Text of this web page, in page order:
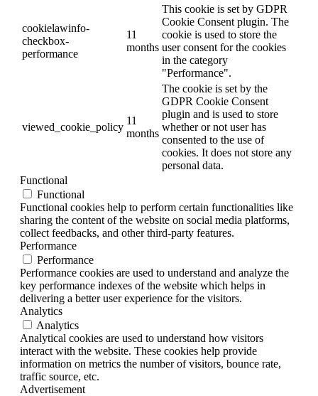
cookielawinfo-
checkbox-
performance
11
months
This cookie is set by GDPR
Cookie Consent plugin. The
cookie is used to store the
user consent for the cookies
in the category
"Performance".
viewed_cookie_policy
11
months
The cookie is set by the
GDPR Cookie Consent
plugin and is used to store
whether or not user has
consented to the use of
cookies. It does not store any
personal data.
Functional
Functional
Functional cookies help to perform certain functionalities like
sharing the content of the website on social media platforms,
collect feedbacks, and other third-party features.
Performance
Performance
Performance cookies are used to understand and analyze the
key performance indexes of the website which helps in
delivering a better user experience for the visitors.
Analytics
Analytics
Analytical cookies are used to understand how visitors
interact with the website. These cookies help provide
information on metrics the number of visitors, bounce rate,
traffic source, etc.
Advertisement